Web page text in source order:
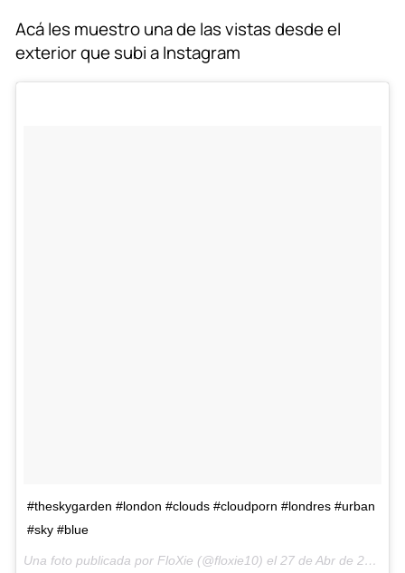
Acá les muestro una de las vistas desde el
exterior que subi a Instagram
#theskygarden #london #clouds #cloudporn #londres #urban
#sky #blue
Una foto publicada por FloXie (@floxie10) el 27 de Abr de 2015 a la(s) 12:05 PDT